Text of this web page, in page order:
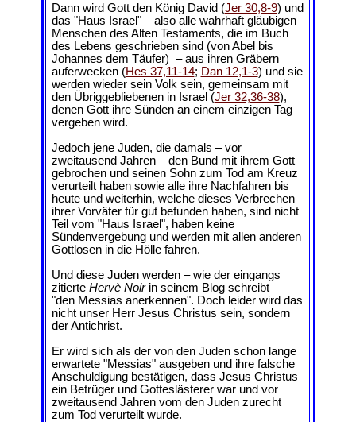
Dann wird Gott den König David (Jer 30,8-9) und
das "Haus Israel" – also alle wahrhaft gläubigen
Menschen des Alten Testaments, die im Buch
des Lebens geschrieben sind (von Abel bis
Johannes dem Täufer) – aus ihren Gräbern
auferwecken (Hes 37,11-14; Dan 12,1-3) und sie
werden wieder sein Volk sein, gemeinsam mit
den Übriggebliebenen in Israel (Jer 32,36-38),
denen Gott ihre Sünden an einem einzigen Tag
vergeben wird.
Jedoch jene Juden, die damals – vor
zweitausend Jahren – den Bund mit ihrem Gott
gebrochen und seinen Sohn zum Tod am Kreuz
verurteilt haben sowie alle ihre Nachfahren bis
heute und weiterhin, welche dieses Verbrechen
ihrer Vorväter für gut befunden haben, sind nicht
Teil vom "Haus Israel", haben keine
Sündenvergebung und werden mit allen anderen
Gottlosen in die Hölle fahren.
Und diese Juden werden – wie der eingangs
zitierte Hervè Noirin seinem Blog schreibt –
"den Messias anerkennen". Doch leider wird das
nicht unser Herr Jesus Christus sein, sondern
der Antichrist.
Er wird sich als der von den Juden schon lange
erwartete "Messias" ausgeben und ihre falsche
Anschuldigung bestätigen, dass Jesus Christus
ein Betrüger und Gotteslästerer war und vor
zweitausend Jahren vom den Juden zurecht
zum Tod verurteilt wurde.